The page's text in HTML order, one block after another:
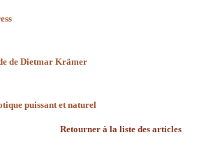
de Dietmar Krämer
puissant et naturel
Retourner à la liste des articles